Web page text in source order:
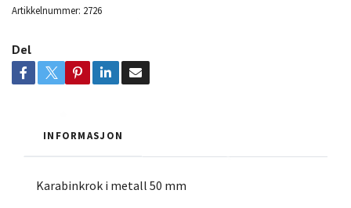
Artikkelnummer: 2726
Del
INFORMASJON
Karabinkrok i metall 50 mm